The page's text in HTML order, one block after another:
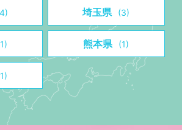
埼玉県 (3)
熊本県 (1)